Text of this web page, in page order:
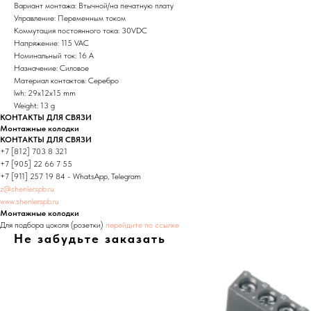
Вариант монтажа: Втычной/на печатную плату
Управление: Переменным током
Коммутация постоянного тока: 30VDC
Напряжение: 115 VAC
Номинальный ток: 16 А
Назначение: Силовое
Материал контактов: Серебро
lwh: 29x12x15 mm
Weight: 13 g
КОНТАКТЫ ДЛЯ СВЯЗИ
Монтажные колодки
КОНТАКТЫ ДЛЯ СВЯЗИ
+7 [812] 703 8 321
+7 [905] 22 66 7 55
+7 [911] 257 19 84 - WhatsApp, Telegram
z@shenlerspb.ru
www.shenlerspb.ru
Монтажные колодки
Для подбора цоколя (розетки) перейдите по ссылке
Не забудьте заказать